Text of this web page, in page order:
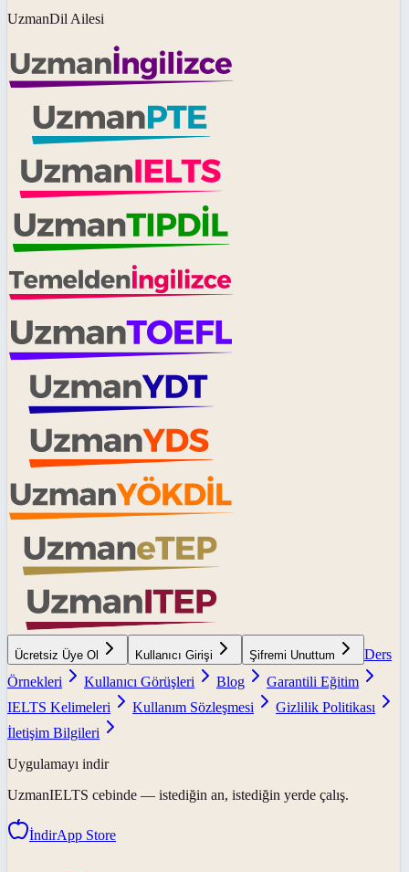
UzmanDil Ailesi
Ücretsiz Üye Ol Kullanıcı Girişi Şifremi Unuttum
Ders
Örnekleri
Kullanıcı Görüşleri Blog
Garantili Eğitim
IELTS Kelimeleri
Kullanım Sözleşmesi
Gizlilik Politikası
İletişim Bilgileri
Uygulamayı indir
UzmanIELTS cebinde — istediğin an, istediğin yerde çalış.
İndirApp Store